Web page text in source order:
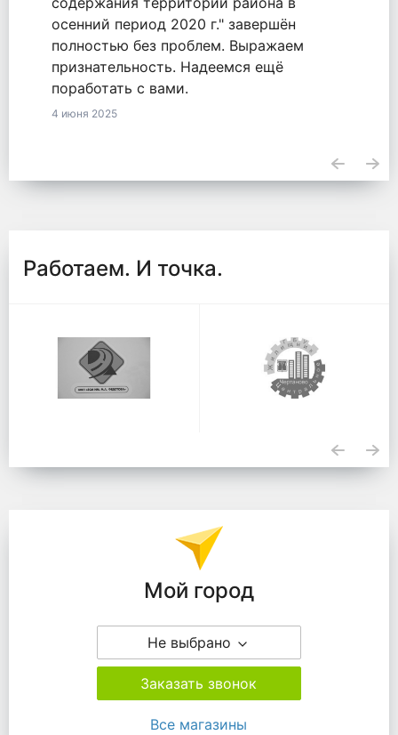
11 июня 2025
Работаем. И точка.
Мой город
Не выбрано
Заказать звонок
Все магазины